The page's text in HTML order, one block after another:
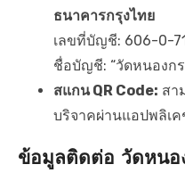
ธนาคารกรุงไทย
เลขที่บัญชี: 606-0-
ชื่อบัญชี: “วัดหนองกร
สแกน QR Code: สา
บริจาคผ่านแอปพลิเ
ข้อมูลติดต่อ วัดหนอ